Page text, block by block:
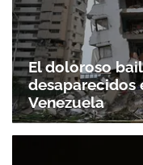
El doloroso
desaparecidos
Venezuela